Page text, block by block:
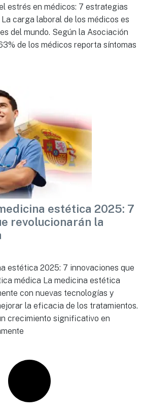
estrés en médicos: 7 estrategias
carga laboral de los médicos es
del mundo. Según la Asociación
de los médicos reporta síntomas
estética 2025: 7
revolucionarán la
estética 2025: 7 innovaciones que
médica La medicina estética
con nuevas tecnologías y
la eficacia de los tratamientos.
crecimiento significativo en